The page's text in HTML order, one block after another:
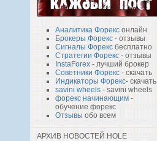
Аналитика Форекс онлайн
Брокеры Форекс - отзывы
Сигналы Форекс бесплатно
Стратегии Форекс - отзывы
InstaForex - лучший брокер
Советники Форекс - скачать
Индикаторы Форекс- скачать
savini wheels - savini wheels
форекс начинающим -
обучение форекс
Отзывы обо всем
АРХИВ НОВОСТЕЙ HOLE